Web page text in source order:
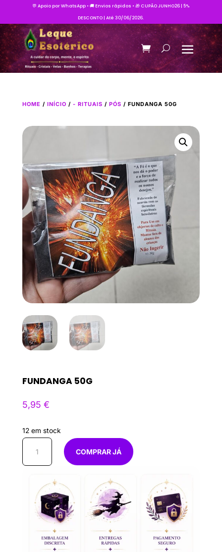
💬 Apoio por WhatsApp • 🚚 Envios rápidos • 🎁 CUPÃO JUNHO26 | 5%
DESCONTO | Até 30/06/2026.
HOME / INÍCIO / - RITUAIS / PÓS / FUNDANGA 50G
FUNDANGA 50G
5,95 €
12 em stock
Quantidade
COMPRAR JÁ